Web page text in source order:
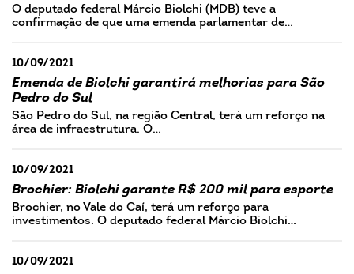
O deputado federal Márcio Biolchi (MDB) teve a
confirmação de que uma emenda parlamentar de…
10/09/2021
Emenda de Biolchi garantirá melhorias para São
Pedro do Sul
São Pedro do Sul, na região Central, terá um reforço na
área de infraestrutura. O…
10/09/2021
Brochier: Biolchi garante R$ 200 mil para esporte
Brochier, no Vale do Caí, terá um reforço para
investimentos. O deputado federal Márcio Biolchi…
10/09/2021